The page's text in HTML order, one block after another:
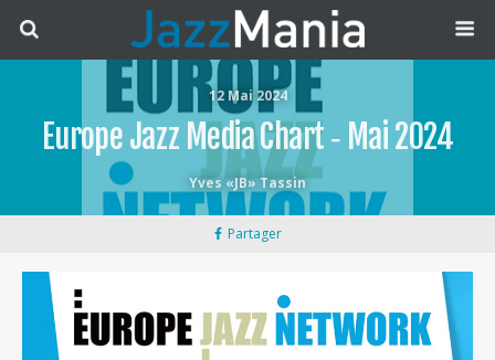
12 Mai 2024
Europe Jazz Media Chart ‐ Mai 2024
Yves «JB» Tassin
Partager